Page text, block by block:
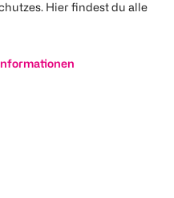
Hier findest du alle